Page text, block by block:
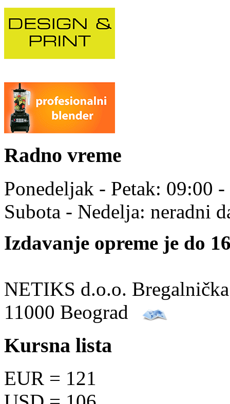
Radno vreme
Ponedeljak - Petak: 09:00
Subota - Nedelja: neradni
Izdavanje opreme je do
NETIKS d.o.o.
11000 Beograd
Kursna lista
EUR = 121